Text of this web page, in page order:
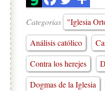
Categorias
"Iglesia
Análisis católico
Contra los herejes
Dogmas de la Iglesia